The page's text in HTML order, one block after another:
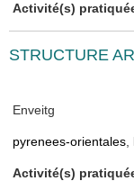
Activité(s)
STRUCTURE
Enveitg
pyrenees-orientales,
Activité(s)